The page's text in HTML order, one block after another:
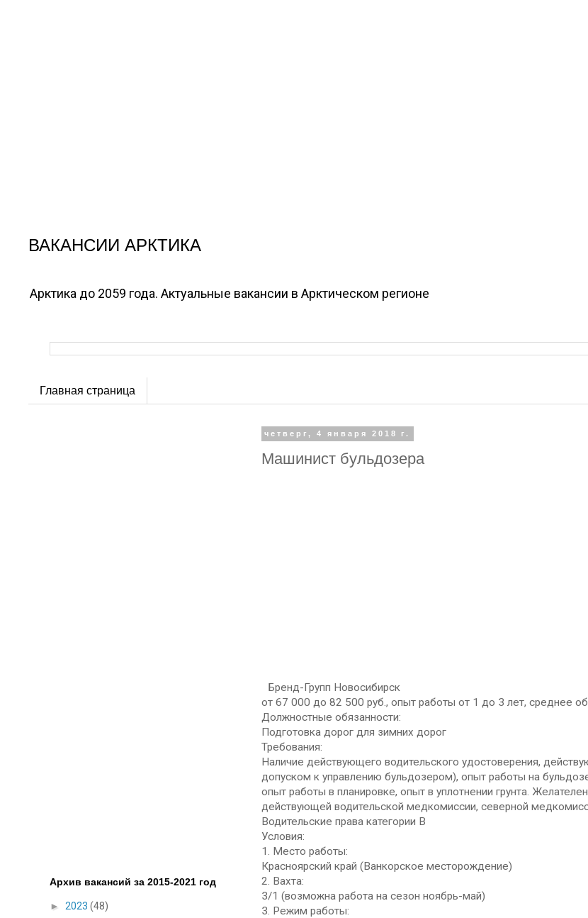
ВАКАНСИИ АРКТИКА
Арктика до 2059 года. Актуальные вакансии в Арктическом регионе
Главная страница
четверг, 4 января 2018 г.
Машинист бульдозера
Бренд-Групп Новосибирск
от 67 000 до 82 500 руб., опыт работы от 1 до 3 лет, среднее
Должностные обязанности:
Подготовка дорог для зимних дорог
Требования:
Наличие действующего водительского удостоверения,
допуском к управлению бульдозером), опыт работы на
опыт работы в планировке, опыт в уплотнении грунта.
действующей водительской медкомиссии, северной
Водительские права категории B
Условия:
1. Место работы:
Красноярский край (Ванкорское месторождение)
2. Вахта:
3/1 (возможна работа на сезон ноябрь-май)
3. Режим работы:
Архив вакансий за 2015-2021 год
► 2023 (48)